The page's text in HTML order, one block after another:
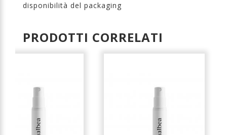
disponibilità del packaging
PRODOTTI CORRELATI